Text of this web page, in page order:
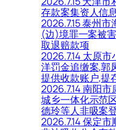
存款案集资人信
2026.7.15 泰州
(边)境罪一案被
取退赔款项
2026.7.14 太原
洋罚金追缴案,郭
提供收款账户,提
2026.7.14 南阳
城乡一体化示范
德玲等人非吸案
2026.7.14 保定